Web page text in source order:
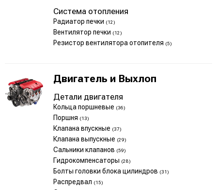
Система отопления
Радиатор печки (12)
Вентилятор печки (12)
Резистор вентилятора отопителя (5)
Двигатель и Выхлоп
Детали двигателя
Кольца поршневые (36)
Поршня (13)
Клапана впускные (37)
Клапана выпускные (29)
Сальники клапанов (59)
Гидрокомпенсаторы (28)
Болты головки блока цилиндров (31)
Распредвал (15)